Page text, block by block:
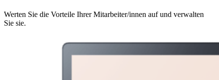
Werten Sie die Vorteile Ihrer Mitarbeiter/innen auf und verwalten
Sie sie.